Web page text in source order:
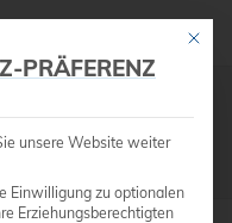
Mit
PRÄFERENZ
unsere Website weiter
Einwilligung zu optionalen
Erziehungsberechtigten